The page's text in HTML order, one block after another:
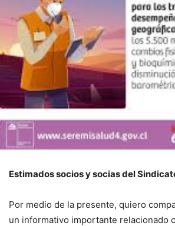
Estimados socios y socias del
Por medio de la presente, quiero
un informativo importante relacionado